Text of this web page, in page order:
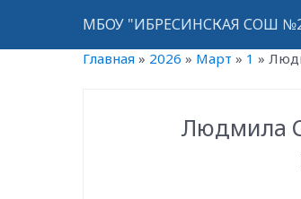
МБОУ "ИБРЕСИНСКАЯ СОШ
Главная » 2026 » Март » 1 »
Людмила